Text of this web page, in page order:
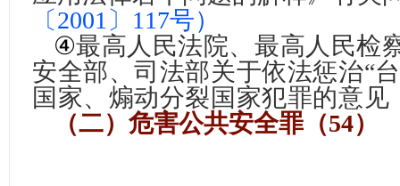
〔2001〕117号）
④最高人民法院、最高人民检
安全部、司法部关于依法惩治“
国家、煽动分裂国家犯罪的意见
（二）危害公共安全罪（54）